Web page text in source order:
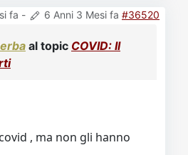
fa - 6 Anni 3 Mesi fa #36520
al topic COVID: Il
, ma non gli hanno